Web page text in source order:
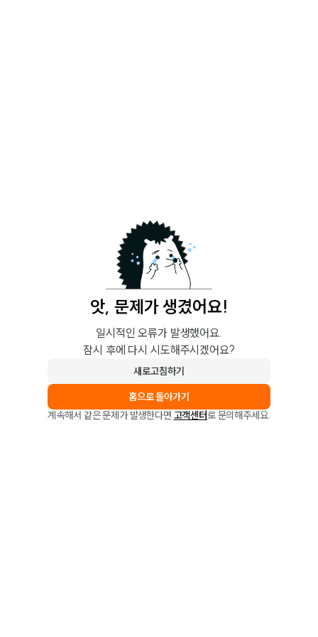
앗, 문제가 생겼어요!
일시적인 오류가 발생했어요.
잠시 후에 다시 시도해주시겠어요?
새로고침하기
홈으로 돌아가기
계속해서 같은 문제가 발생한다면 고객센터로 문의해주세요.